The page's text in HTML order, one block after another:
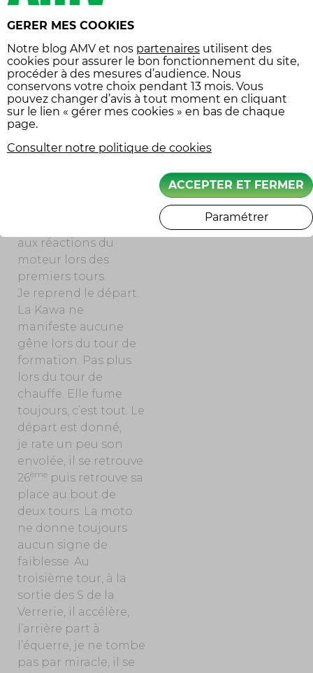
ses montées en
régime sont plus
lentes. Seconde
alerte.
Nous décidons le
soir-même de nous
aligner malgré tout
aux réactions du
moteur lors des
premiers tours.
Je reprend le départ.
La Kawa ne
manifeste aucune
gêne lors du tour de
formation. Pas plus
lors du tour de
chauffe. Elle fume
toujours, c’est tout. Le
départ est donné,
je rate un peu son
envolée, il se retrouve
26ème puis retrouve sa
place au bout de
deux tours. La moto
ne donne toujours
aucun signe de
faiblesse. Au
troisième tour, à la
sortie des S de la
Verrerie, il accélère,
l’arrière part à
l’équerre, je ne tombe
pas par miracle, il se
GERER MES COOKIES
Notre blog AMV et nos partenaires utilisent des
cookies pour assurer le bon fonctionnement du site,
procéder à des mesures d’audience. Nous
conservons votre choix pendant 13 mois. Vous
pouvez changer d’avis à tout moment en cliquant
sur le lien « gérer mes cookies » en bas de chaque
page.
Consulter notre politique de cookies
ACCEPTER ET FERMER
Paramétrer